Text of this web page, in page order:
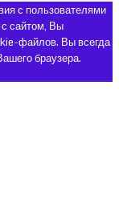
с пользователями
сайтом, Вы
файлов. Вы всегда
браузера.